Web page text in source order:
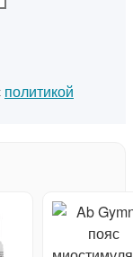
политикой